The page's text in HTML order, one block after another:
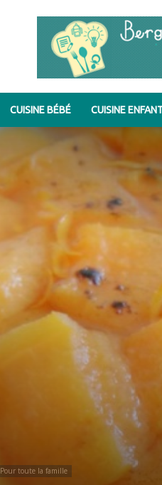
CUISINE BÉBÉ CUISINE
Pour toute la famille